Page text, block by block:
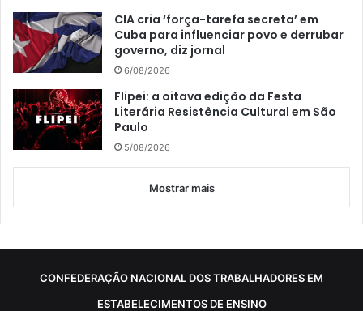
CIA cria ‘força-tarefa secreta’ em
Cuba para influenciar povo e derrubar
governo, diz jornal
6/08/2026
Flipei: a oitava edição da Festa
Literária Resistência Cultural em São
Paulo
5/08/2026
Mostrar mais
CONFEDERAÇÃO NACIONAL DOS TRABALHADORES EM
ESTABELECIMENTOS DE ENSINO